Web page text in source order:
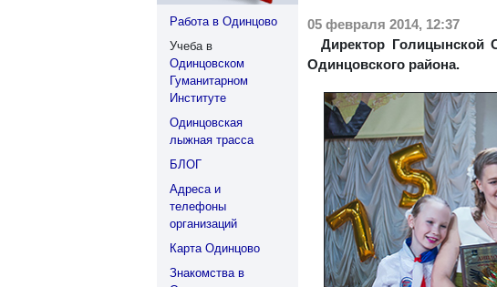
Работа в Одинцово
Учеба в
Одинцовском
Гуманитарном
Институте
Одинцовская
лыжная трасса
БЛОГ
Адреса и
телефоны
организаций
Карта Одинцово
Знакомства в
05 февраля 2014, 12:37
Директор
Одинцовского района.